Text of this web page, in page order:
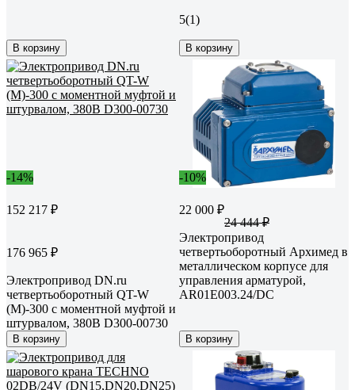
В корзину
5(1)
В корзину
-14%
152 217 ₽
176 965 ₽
Электропривод DN.ru
четвертьоборотный QT-W
(M)-300 с моментной муфтой и
штурвалом, 380В D300-00730
В корзину
-10%
22 000 ₽
24 444 ₽
Электропривод
четвертьоборотный Архимед в
металлическом корпусе для
управления арматурой,
AR01E003.24/DC
В корзину